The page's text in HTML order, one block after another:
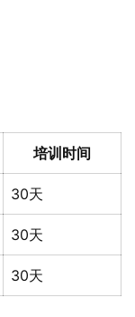
培训时间
30天
30天
30天